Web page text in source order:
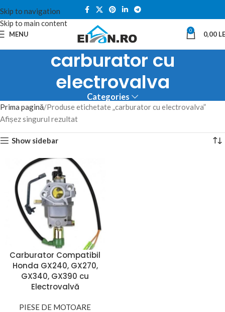
Skip to navigation
Skip to main content
MENU 0 0,00
carburator cu
electrovalva
Categories
Prima pagină Produse etichetate „carburator cu electrovalva”
Afișez singurul rezultat
Show sidebar
Carburator Compatibil
Honda GX240, GX270,
GX340, GX390 cu
Electrovalvă
PIESE DE MOTOARE